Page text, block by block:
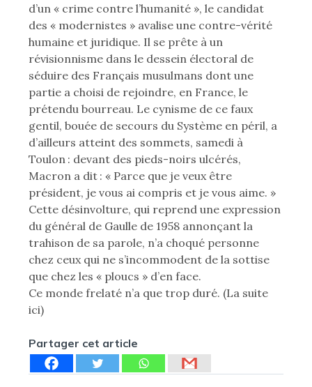
d’un « crime contre l’humanité », le candidat
des « modernistes » avalise une contre-vérité
humaine et juridique. Il se prête à un
révisionnisme dans le dessein électoral de
séduire des Français musulmans dont une
partie a choisi de rejoindre, en France, le
prétendu bourreau. Le cynisme de ce faux
gentil, bouée de secours du Système en péril, a
d’ailleurs atteint des sommets, samedi à
Toulon : devant des pieds-noirs ulcérés,
Macron a dit : « Parce que je veux être
président, je vous ai compris et je vous aime. »
Cette désinvolture, qui reprend une expression
du général de Gaulle de 1958 annonçant la
trahison de sa parole, n’a choqué personne
chez ceux qui ne s’incommodent de la sottise
que chez les « ploucs » d’en face.
Ce monde frelaté n’a que trop duré. (La suite
ici)
Partager cet article